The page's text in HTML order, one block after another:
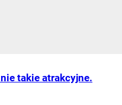
takie atrakcyjne.